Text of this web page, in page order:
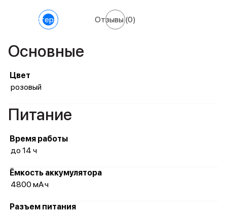
Характеристики Отзывы(0)
Основные
Цвет
розовый
Питание
Время работы
до 14 ч
Ёмкость аккумулятора
4800 мА·ч
Разъем питания